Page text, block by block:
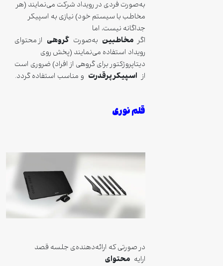
به‌صورت فردی در رویداد شرکت می‌نمایند (هر
مخاطب با سیستم خود) نیازی به اسپیکر
جداگانه نیست، اما
مخاطبینبه‌صورتگروهیاز محتوای
رویداد استفاده می‌نمایند (پخش روی
دیتاپروژکتور برای گروهی از افراد) ضروری است
اسپیکر پرقدرتو مناسب استفاده گردد.
قلم نوری
در صورتی که ارائه‌دهنده‌ی جلسه قصد
محتوای